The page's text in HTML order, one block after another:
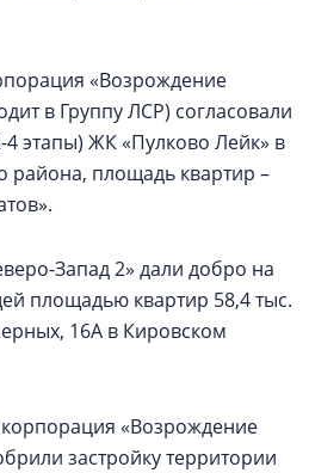
«Возрождение
в Группу ЛСР) согласовали
этапы) ЖК «Пулково Лейк» в
площадь квартир –
Запад 2» дали добро на
площадью квартир 58,4 тыс.
16А в Кировском
«Возрождение
застройку территории